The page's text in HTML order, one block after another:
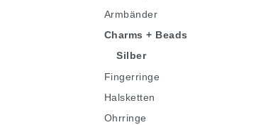
Armbänder
Charms + Beads
Silber
Fingerringe
Halsketten
Ohrringe